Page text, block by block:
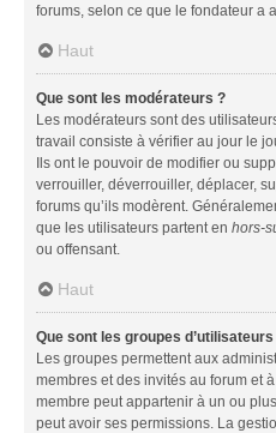
forums, selon ce que le fondateur a
Haut
Que sont les modérateurs ?
Les modérateurs sont des
travail consiste à vérifier au jour le
Ils ont le pouvoir de modifier ou
verrouiller, déverrouiller, déplacer,
forums qu’ils modèrent.
que les utilisateurs partent en hors-
ou offensant.
Haut
Que sont les groupes d’utilisateurs
Les groupes permettent aux
membres et des invités au forum et
membre peut appartenir à un ou
peut avoir ses permissions. La